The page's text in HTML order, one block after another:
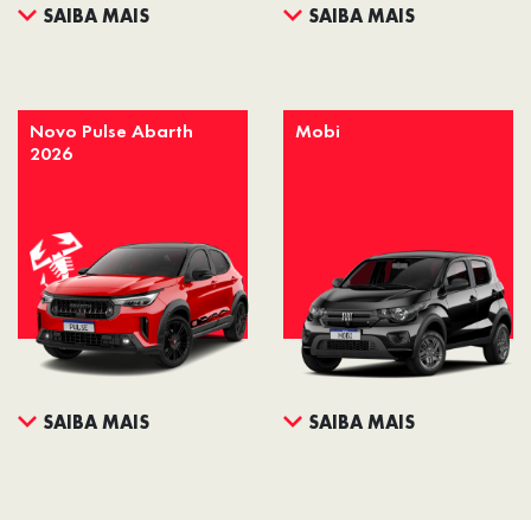
SAIBA MAIS SAIBA MAIS
Novo Pulse Abarth
2026
SAIBA MAIS
Mobi
SAIBA MAIS